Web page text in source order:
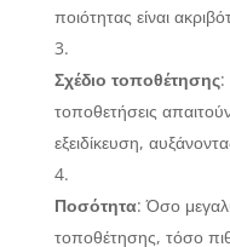
ποιότητας είναι
Σχέδιο τοποθέτησης:
τοποθετήσεις
εξειδίκευση,
Ποσότητα: Όσο
τοποθέτησης, τόσο